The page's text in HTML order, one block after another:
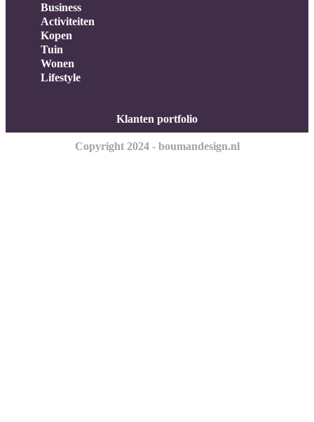
Business
Activiteiten
Kopen
Tuin
Wonen
Lifestyle
Klanten portfolio
Copyright 2024 - boumandesign.nl